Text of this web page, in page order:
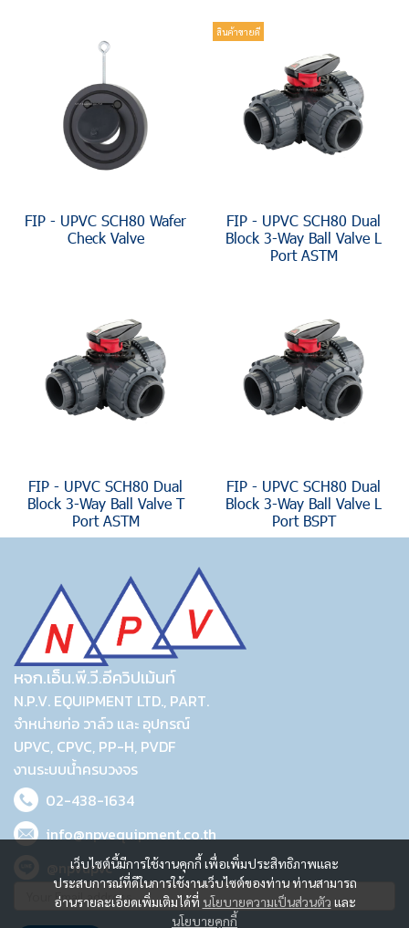
FIP - UPVC SCH80 Wafer
Check Valve
สินค้าขายดี
FIP - UPVC SCH80 Dual
Block 3-Way Ball Valve L
Port ASTM
FIP - UPVC SCH80 Dual
Block 3-Way Ball Valve T
Port ASTM
FIP - UPVC SCH80 Dual
Block 3-Way Ball Valve L
Port BSPT
เว็บไซต์นี้มีการใช้งานคุกกี้ เพื่อเพิ่มประสิทธิภาพและ
ประสบการณ์ที่ดีในการใช้งานเว็บไซต์ของท่าน ท่านสามารถ
อ่านรายละเอียดเพิ่มเติมได้ที่ นโยบายความเป็นส่วนตัว และ
นโยบายคุกกี้
หจก.เอ็น.พี.วี.อีควิปเม้นท์
N.P.V. EQUIPMENT LTD., PART.
จำหน่ายท่อ วาล์ว และ อุปกรณ์
UPVC, CPVC, PP-H, PVDF
งานระบบน้ำครบวงจร
02-438-1634
info@npvequipment.co.th
@npvupvc